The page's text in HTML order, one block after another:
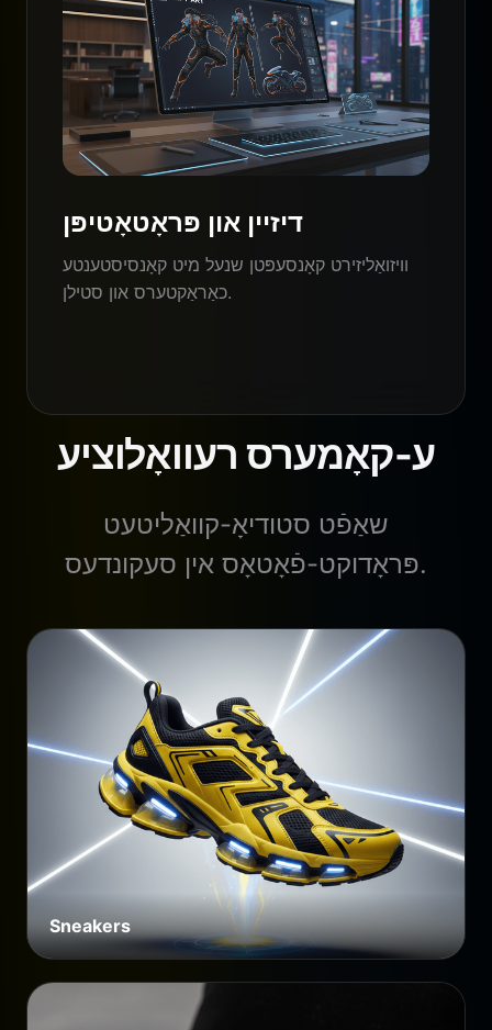
דיזיין און פּראָטאָטיפּן
וויזואַליזירט קאָנסעפּטן שנעל מיט קאָנסיסטענטע
כאַראַקטערס און סטילן.
ע-קאָמערס רעוואָלוציע
שאַפֿט סטודיאָ-קוואַליטעט
פּראָדוקט-פֿאָטאָס אין סעקונדעס.
Sneakers